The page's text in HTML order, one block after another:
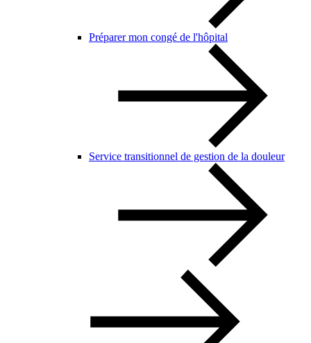
Préparer mon congé de l'hôpital
Service transitionnel de gestion de la douleur